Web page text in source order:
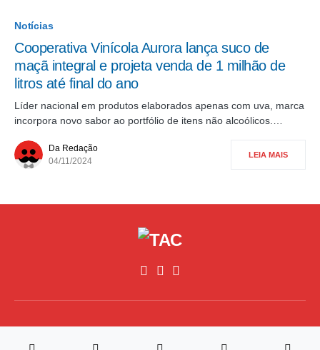
Notícias
Cooperativa Vinícola Aurora lança suco de
maçã integral e projeta venda de 1 milhão de
litros até final do ano
Líder nacional em produtos elaborados apenas com uva, marca
incorpora novo sabor ao portfólio de itens não alcoólicos.…
Da Redação
04/11/2024
LEIA MAIS
Desenvolvimento
RM4 Tech